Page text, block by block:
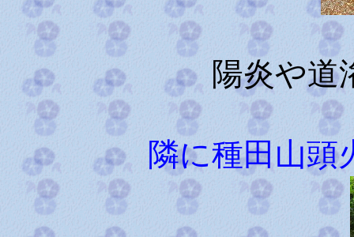
陽炎や道
隣に種田山頭